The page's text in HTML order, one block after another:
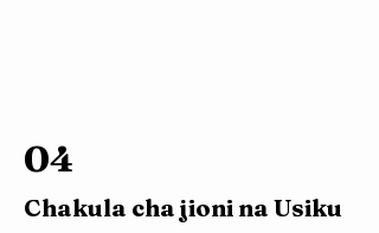
04
Chakula cha jioni na Usiku